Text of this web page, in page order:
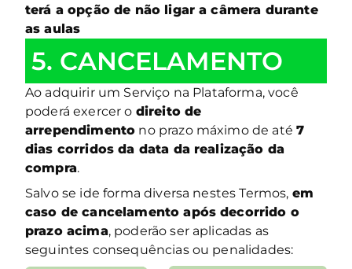
terá a opção de não ligar a câmera durante
as aulas
5. CANCELAMENTO
Ao adquirir um Serviço na Plataforma, você
poderá exercer o direito de
arrependimento no prazo máximo de até7
dias corridos da data da realização da
compra.
Salvo se ide forma diversa nestes Termos, em
caso de cancelamento após decorrido o
prazo acima, poderão ser aplicadas as
seguintes consequências ou penalidades: